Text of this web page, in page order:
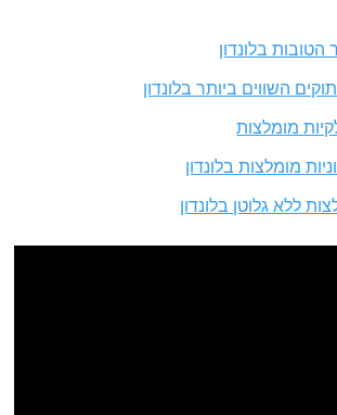
בלונדון
השווים ביותר בלונדון
מומלצות
מומלצות בלונדון
ללא גלוטן בלונדון